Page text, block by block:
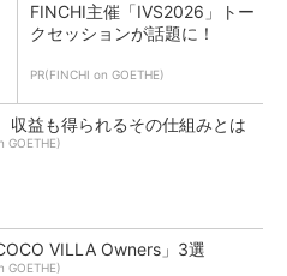
FINCHI主催「IVS2026」トー
クセッションが話題に！
PR(FINCHI on GOETHE)
収益も得られるその仕組みとは
GOETHE)
VILLA Owners」3選
GOETHE)